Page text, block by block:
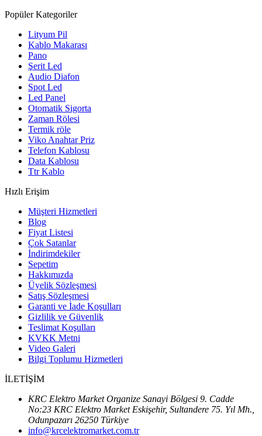
Popüler Kategoriler
Lityum Pil
Kablo Makarası
Pano
Şerit Led
Audio Diafon
Spot Led
Led Panel
Otomatik Sigorta
Zaman Rölesi
Termik röle
Viko Anahtar Priz
Telefon Kablosu
Data Kablosu
Ttr Kablo
Hızlı Erişim
Müşteri Hizmetleri
Blog
Fiyat Listesi
Çok Satanlar
İndirimdekiler
Sepetim
Hakkımızda
Üyelik Sözleşmesi
Satış Sözleşmesi
Garanti ve İade Koşulları
Gizlilik ve Güvenlik
Teslimat Koşulları
KVKK Metni
Video Galeri
Bilgi Toplumu Hizmetleri
İLETİŞİM
KRC Elektro Market Organize Sanayi Bölgesi 9. Cadde
No:23 KRC Elektro Market Eskişehir, Sultandere 75. Yıl Mh.,
Odunpazarı 26250 Türkiye
info@krcelektromarket.com.tr